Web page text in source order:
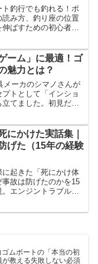
釣行でも釣れる！ポ
み方、釣り座の位置
ばすための初心者必
ーム」に最適！ゴ
魅力とは？
メーカのシマノさんが
トとして「インショ
てました。初見だと
「インショア」の定義
適な「...
にかけた実話集｜
げた（15年の経験
に起きた「死にかけ体
故は防げたのかを15
エンジントラブル・
ゴムボートの「本当の初
教える失敗しない必須